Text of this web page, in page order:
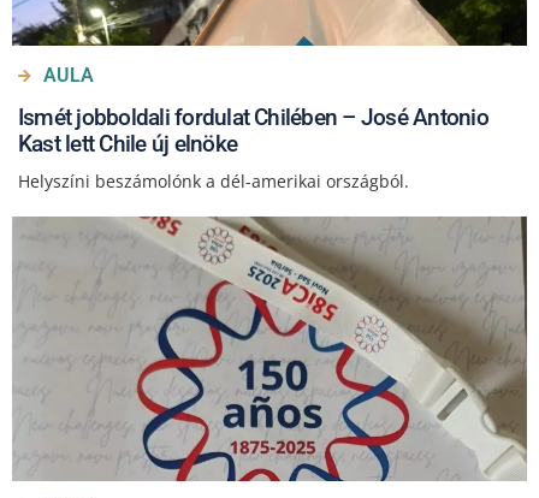
AULA
Ismét jobboldali fordulat Chilében – José Antonio
Kast lett Chile új elnöke
Helyszíni beszámolónk a dél-amerikai országból.